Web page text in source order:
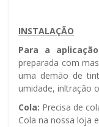
INSTALAÇÃO
Para a aplicação
preparada com
uma demão de
umidade, infiltração
Cola: Precisa de
Cola na nossa loja